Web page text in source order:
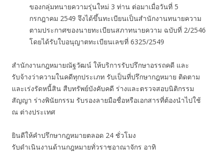
ของกลุ่มทนายความรุ่นใหม่ 3 ท่าน ต่อมาเมื่อวันที่ 5
กรกฎาคม 2549 จึงได้ขึ้นทะเบียนเป็นสำนักงานทนายความ
ตามประกาศของนายทะเบียนสภาทนายความ ฉบับที่ 2/2546
โดยได้รับใบอนุญาตทะเบียนเลขที่ 6325/2549
สำนักงานกฎหมายณัฐวัฒน์ ให้บริการรับปรึกษาอรรถคดี และ
รับจ้างว่าความในคดีทุกประเภท รับเป็นที่ปรึกษากฎหมาย ติดตาม
และเร่งรัดหนี้สิน สืบทรัพย์บังคับคดี ร่างและตรวจสอบนิติกรรม
สัญญา ร่างพินัยกรรม รับรองลายมือชื่อหรือเอกสารที่ต้องนำไปใช้
ณ ต่างประเทศ
ยินดีให้คำปรึกษากฎหมายตลอด 24 ชั่วโมง
รับดำเนินงานด้านกฎหมายทั่วราชอาณาจักร อาทิ